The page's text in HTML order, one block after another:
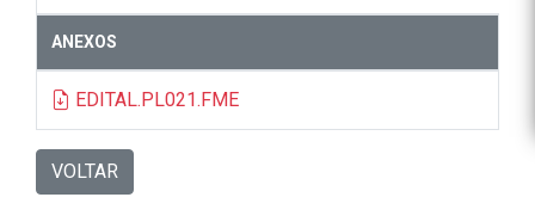
ANEXOS
EDITAL.PL021.FME
VOLTAR